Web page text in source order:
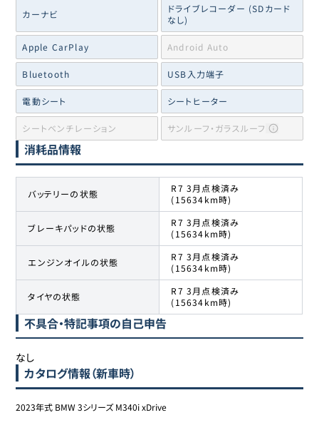
カーナビ
ドライブレコーダー (SDカード
なし)
Apple CarPlay Android Auto
Bluetooth USB入力端子
電動シート シートヒーター
シートベンチレーション サンルーフ・ガラスルーフ
消耗品情報
バッテリーの状態
R7 3月点検済み
(15634km時)
ブレーキパッドの状態
R7 3月点検済み
(15634km時)
エンジンオイルの状態
R7 3月点検済み
(15634km時)
タイヤの状態
R7 3月点検済み
(15634km時)
不具合・特記事項の自己申告
なし
カタログ情報（新車時）
2023年式 BMW 3シリーズ M340i xDrive